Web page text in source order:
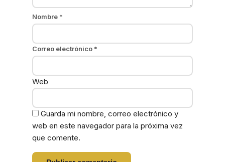
Nombre *
Correo electrónico *
Web
Guarda mi nombre, correo electrónico y
web en este navegador para la próxima vez
que comente.